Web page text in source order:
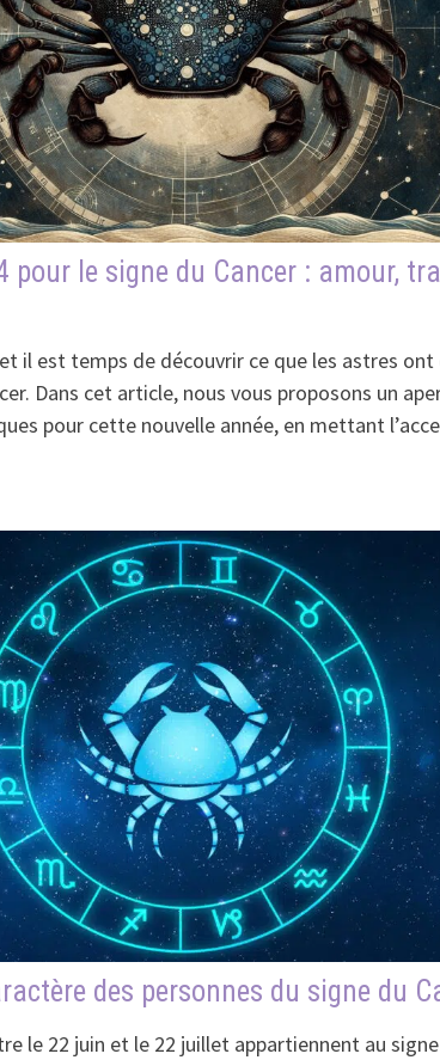
pour le signe du Cancer : amour,
et il est temps de découvrir ce que les astres ont
Dans cet article, nous vous proposons un
pour cette nouvelle année, en mettant
des personnes du signe du
le 22 juin et le 22 juillet appartiennent au signe